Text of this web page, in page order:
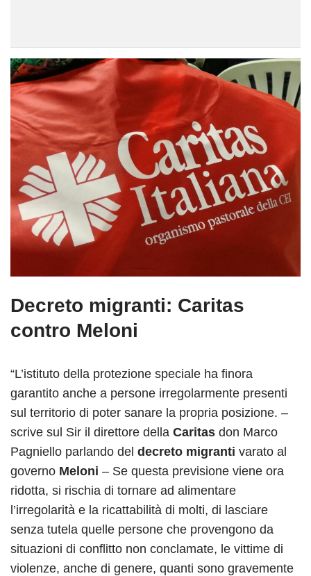
Decreto migranti: Caritas
contro Meloni
“L’istituto della protezione speciale ha finora
garantito anche a persone irregolarmente presenti
sul territorio di poter sanare la propria posizione. –
scrive sul Sir il direttore della Caritas don Marco
Pagniello parlando del decreto migranti varato al
governo Meloni – Se questa previsione viene ora
ridotta, si rischia di tornare ad alimentare
l’irregolarità e la ricattabilità di molti, di lasciare
senza tutela quelle persone che provengono da
situazioni di conflitto non conclamate, le vittime di
violenze, anche di genere, quanti sono gravemente